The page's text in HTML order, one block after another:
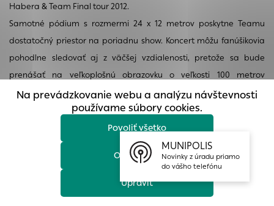
Habera & Team Final tour 2012.
Samotné pódium s rozmermi 24 x 12 metrov poskytne Teamu
dostatočný priestor na poriadnu show. Koncert môžu fanúšikovia
pohodlne sledovať aj z väčšej vzdialenosti, pretože sa bude
prenášať na veľkoplošnú obrazovku o veľkosti 100 metrov
štvorcových. Zvuk vynikajúcej kvality garantuje systém K1 od L-
Acoustics, ktorý používajú najväčšie svetové hviezdy, ako napríklad
Phil Collins a Red Hot Chili Peppers a je to momentálne to najlepšie
na trhu. Svetelné efekty budú rovnako vo svetovom štandarde a
celú show bude prepravovať 7 kamiónov, čo je v československom
a priebehu turné, má takmer 150 členov.
Na prevádzkovanie webu a analýzu návštevnosti
používame súbory cookies.
Povoliť všetko
Odmietnuť
Upraviť
pochopiť, ako návštevníci stránok stránku používajú, aby
mohol stránky optimalizovať a ponúknuť im lepšiu
možné ich spojiť s konkrétnou osobou.
Povoliť všetko
Uložiť nastavenia
Viac informácií
MUNIPOLIS
Novinky z úradu priamo
do vášho telefónu